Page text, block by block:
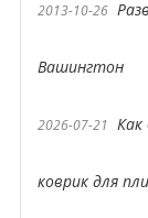
2013-10-26
Вашингтон
2026-07-21 Как
коврик для